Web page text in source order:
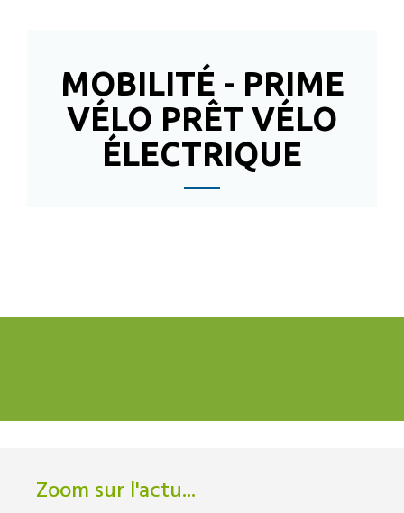
MOBILITÉ - PRIME
VÉLO PRÊT VÉLO
ÉLECTRIQUE
Zoom sur l'actu...